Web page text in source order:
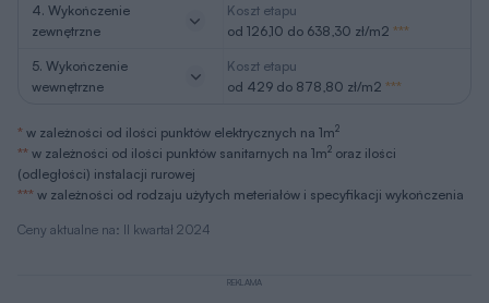
Ceny aktualne na: II kwartał 2024
4. Wykończenie
zewnętrzne
Koszt etapu
od 126,10 do 638,30 zł/m2 ***
5. Wykończenie
wewnętrzne
Koszt etapu
od 429 do 878,80 zł/m2 ***
* w zależności od ilości punktów elektrycznych na 1m2
** w zależności od ilości punktów sanitarnych na 1m2 oraz ilości
(odległości) instalacji rurowej
*** w zależności od rodzaju użytych meteriałów i specyfikacji wykończenia
REKLAMA